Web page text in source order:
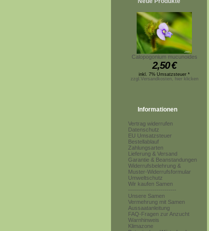
Calopogonium mucunoides
2,50€
inkl. 7% Umsatzsteuer *
zzgl.Versandkosten, hier klicken
Informationen
Vertrag widerrufen
Datenschutz
EU Umsatzsteuer
Bestellablauf
Zahlungsarten
Lieferung & Versand
Garantie & Beanstandungen
Widerrufsbelehrung &
Muster-Widerrufsformular
Umweltschutz
Wir kaufen Samen
------------------------
Unsere Samen
Vermehrung mit Samen
Aussaatanleitung
FAQ-Fragen zur Anzucht
Warnhinweis
Klimazone